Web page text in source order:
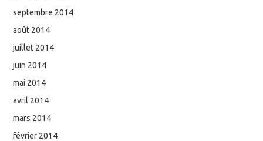
septembre 2014
août 2014
juillet 2014
juin 2014
mai 2014
avril 2014
mars 2014
février 2014